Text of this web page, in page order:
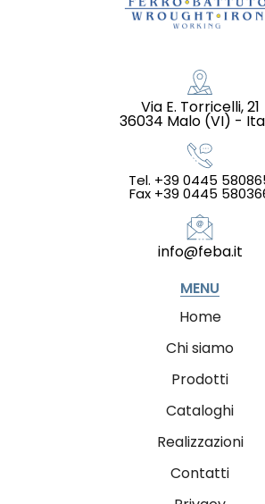
Via E. Torricelli, 21
36034 Malo (VI) -
Tel. +39 0445
Fax +39 0445
info@feba.it
MENU
Home
Chi siamo
Prodotti
Cataloghi
Realizzazioni
Contatti